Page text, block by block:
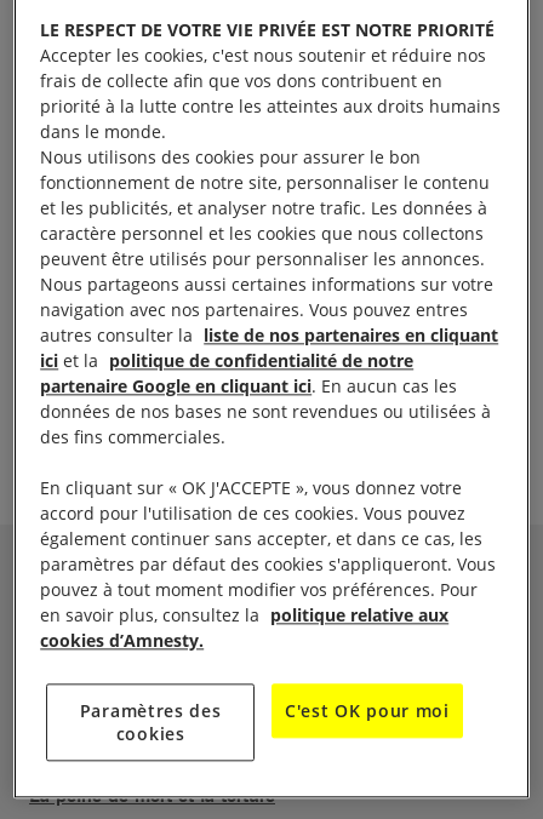
abolit la peine de mort en droit.
En adoptant ce nouveau Code pénal, le Burkina
Faso élimine la peine de mort de la liste des
sentences possibles. Si le pays était abolitionniste
dans la pratique depuis de nombreuses années,
cette décision parlementaire n’en est pas moins
bienvenue.
Lorsque ce code entrera en vigueur, le Burkina Faso
rejoindra le groupe de nations qui ont relégué ce
châtiment cruel aux oubliettes de l’histoire.
À lire aussi :
Un nouveau pas : vers l’abolition de la peine
S'INFORMER
EN APPRENDRE PLUS SUR LE PAYS
Burkina Faso
EN APPRENDRE PLUS SUR LE COMBAT
La peine de mort et la torture
LE RESPECT DE VOTRE VIE PRIVÉE EST NOTRE PRIORITÉ
Accepter les cookies, c'est nous soutenir et réduire nos
frais de collecte afin que vos dons contribuent en
priorité à la lutte contre les atteintes aux droits humains
dans le monde.
Nous utilisons des cookies pour assurer le bon
fonctionnement de notre site, personnaliser le contenu
et les publicités, et analyser notre trafic. Les données à
caractère personnel et les cookies que nous collectons
peuvent être utilisés pour personnaliser les annonces.
Nous partageons aussi certaines informations sur votre
navigation avec nos partenaires. Vous pouvez entres
autres consulter la liste de nos partenaires en cliquant
ici et la politique de confidentialité de notre
partenaire Google en cliquant ici. En aucun cas les
données de nos bases ne sont revendues ou utilisées à
des fins commerciales.
En cliquant sur « OK J'ACCEPTE », vous donnez votre
accord pour l'utilisation de ces cookies. Vous pouvez
également continuer sans accepter, et dans ce cas, les
paramètres par défaut des cookies s'appliqueront. Vous
pouvez à tout moment modifier vos préférences. Pour
en savoir plus, consultez la politique relative aux
cookies d’Amnesty.
Paramètres des
cookies
C'est OK pour moi